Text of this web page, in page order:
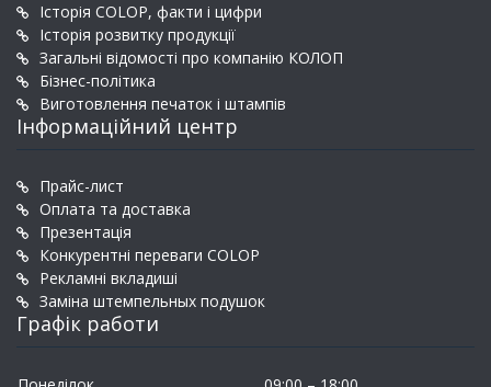
Історія COLOP, факти і цифри
Історія розвитку продукції
Загальні відомості про компанію КОЛОП
Бізнес-політика
Виготовлення печаток і штампів
Інформаційний центр
Прайс-лист
Оплата та доставка
Презентація
Конкурентні переваги COLOP
Рекламні вкладиші
Заміна штемпельных подушок
Графік работи